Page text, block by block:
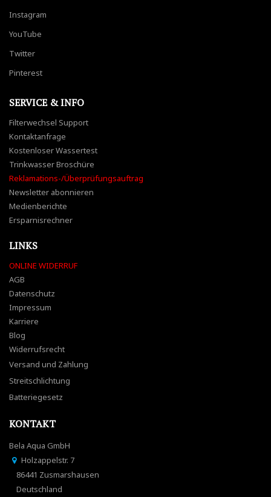
Instagram
YouTube
Twitter
Pinterest
SERVICE & INFO
Filterwechsel Support
Kontaktanfrage
Kostenloser Wassertest
Trinkwasser Broschüre
Reklamations-/Überprüfungsauftrag
Newsletter abonnieren
Medienberichte
Ersparnisrechner
LINKS
ONLINE WIDERRUF
AGB
Datenschutz
Impressum
Karriere
Blog
Widerrufsrecht
Versand und Zahlung
Streitschlichtung
Batteriegesetz
KONTAKT
Bela Aqua GmbH
Holzappelstr. 7
86441 Zusmarshausen
Deutschland